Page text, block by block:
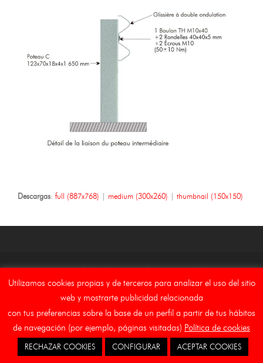
Descargas: full (887x768) | medium (300x260) | thumbnail (150x150)
Copyright Asebal (Auxiliar de Señalizaciones y Balizamientos,
S.L.)
Utilizamos cookies propias y de terceros para analizar el uso del sitio
web y mostrarte publicidad relacionada
con tus preferencias sobre la base de un perfil a partir de tus hábitos
de navegación (por ejemplo, páginas visitadas) Política de cookies
RECHAZAR COOKIES CONFIGURAR ACEPTAR COOKIES